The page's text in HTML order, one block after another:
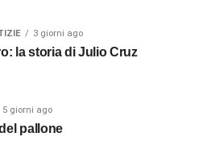
3 giorni ago
la storia di Julio Cruz
5 giorni ago
pallone